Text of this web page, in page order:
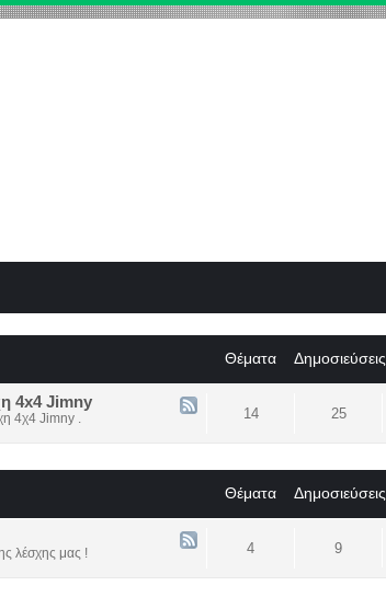
Θέματα Δημοσιεύσεις
4x4 Jimny
4χ4 Jimny . 14 25
Θέματα Δημοσιεύσεις
λέσχης μας ! 4 9